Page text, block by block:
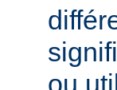
ou